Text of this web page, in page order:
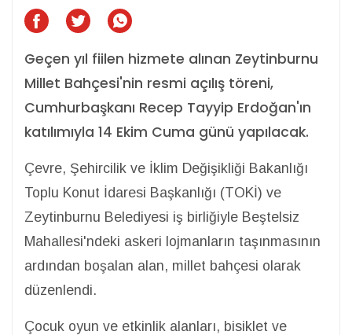
Geçen yıl fiilen hizmete alınan Zeytinburnu
Millet Bahçesi'nin resmi açılış töreni,
Cumhurbaşkanı Recep Tayyip Erdoğan'ın
katılımıyla 14 Ekim Cuma günü yapılacak.
Çevre, Şehircilik ve İklim Değişikliği Bakanlığı
Toplu Konut İdaresi Başkanlığı (TOKİ) ve
Zeytinburnu Belediyesi iş birliğiyle Beştelsiz
Mahallesi'ndeki askeri lojmanların taşınmasının
ardından boşalan alan, millet bahçesi olarak
düzenlendi.
Çocuk oyun ve etkinlik alanları, bisiklet ve